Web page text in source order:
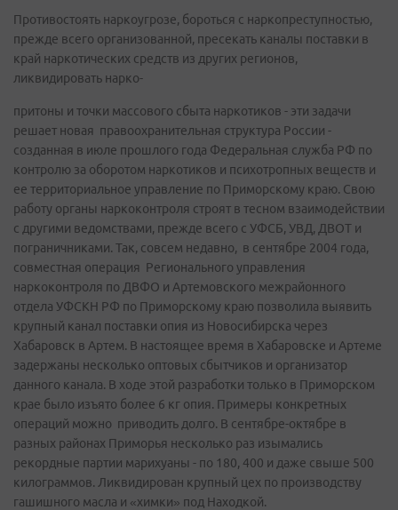
Противостоять наркоугрозе, бороться с наркопреступностью,
прежде всего организованной, пресекать каналы поставки в
край наркотических средств из других регионов,
ликвидировать нарко-
притоны и точки массового сбыта наркотиков - эти задачи
решает новая правоохранительная структура России -
созданная в июле прошлого года Федеральная служба РФ по
контролю за оборотом наркотиков и психотропных веществ и
ее территориальное управление по Приморскому краю. Свою
работу органы наркоконтроля строят в тесном взаимодействии
с другими ведомствами, прежде всего с УФСБ, УВД, ДВОТ и
пограничниками. Так, совсем недавно, в сентябре 2004 года,
совместная операция Регионального управления
наркоконтроля по ДВФО и Артемовского межрайонного
отдела УФСКН РФ по Приморскому краю позволила выявить
крупный канал поставки опия из Новосибирска через
Хабаровск в Артем. В настоящее время в Хабаровске и Артеме
задержаны несколько оптовых сбытчиков и организатор
данного канала. В ходе этой разработки только в Приморском
крае было изъято более 6 кг опия. Примеры конкретных
операций можно приводить долго. В сентябре-октябре в
разных районах Приморья несколько раз изымались
рекордные партии марихуаны - по 180, 400 и даже свыше 500
килограммов. Ликвидирован крупный цех по производству
гашишного масла и «химки» под Находкой.